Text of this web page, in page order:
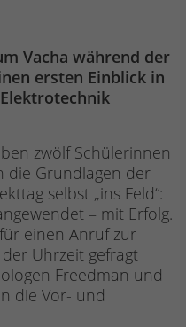
Vacha während der
ersten Einblick in
zwölf Schülerinnen
die Grundlagen der
selbst „ins Feld“:
– mit Erfolg.
einen Anruf zur
Uhrzeit gefragt
Freedman und
die Vor- und